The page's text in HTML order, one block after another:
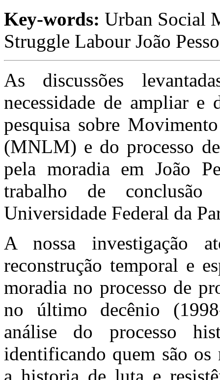
Key-words: Urban Social
Struggle Labour João
As discussões
necessidade de ampliar e
pesquisa sobre
(MNLM) e do processo
pela moradia em João
trabalho de
Universidade Federal da
A nossa investigação
reconstrução temporal e
moradia no processo de
no último decênio
análise do processo
identificando quem são
a historia de luta e